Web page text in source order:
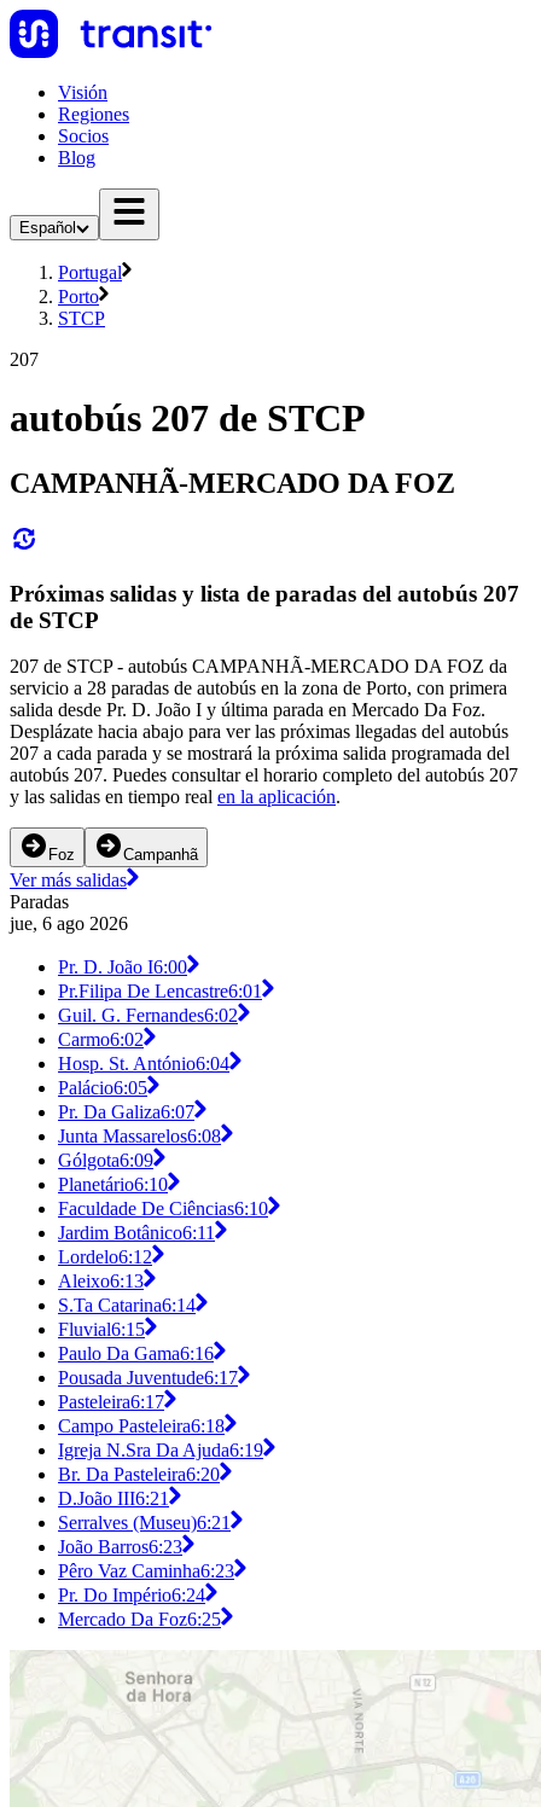
Visión
Regiones
Socios
Blog
Español
Portugal
Porto
STCP
207
autobús 207 de STCP
CAMPANHÃ-MERCADO DA FOZ
Próximas salidas y lista de paradas del autobús 207
de STCP
207 de STCP - autobús CAMPANHÃ-MERCADO DA FOZ da
servicio a 28 paradas de autobús en la zona de Porto, con primera
salida desde Pr. D. João I y última parada en Mercado Da Foz.
Desplázate hacia abajo para ver las próximas llegadas del autobús
207 a cada parada y se mostrará la próxima salida programada del
autobús 207. Puedes consultar el horario completo del autobús 207
y las salidas en tiempo real en la aplicación.
Foz Campanhã
Ver más salidas
Paradas
jue, 6 ago 2026
Pr. D. João I6:00
Pr.Filipa De Lencastre6:01
Guil. G. Fernandes6:02
Carmo6:02
Hosp. St. António6:04
Palácio6:05
Pr. Da Galiza6:07
Junta Massarelos6:08
Gólgota6:09
Planetário6:10
Faculdade De Ciências6:10
Jardim Botânico6:11
Lordelo6:12
Aleixo6:13
S.Ta Catarina6:14
Fluvial6:15
Paulo Da Gama6:16
Pousada Juventude6:17
Pasteleira6:17
Campo Pasteleira6:18
Igreja N.Sra Da Ajuda6:19
Br. Da Pasteleira6:20
D.João III6:21
Serralves (Museu)6:21
João Barros6:23
Pêro Vaz Caminha6:23
Pr. Do Império6:24
Mercado Da Foz6:25